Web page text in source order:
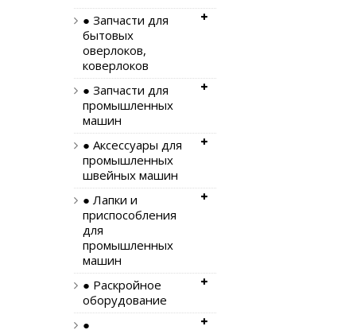
● Запчасти для
бытовых
оверлоков,
коверлоков
● Запчасти для
промышленных
машин
● Аксессуары для
промышленных
швейных машин
● Лапки и
приспособления
для
промышленных
машин
● Раскройное
оборудование
●